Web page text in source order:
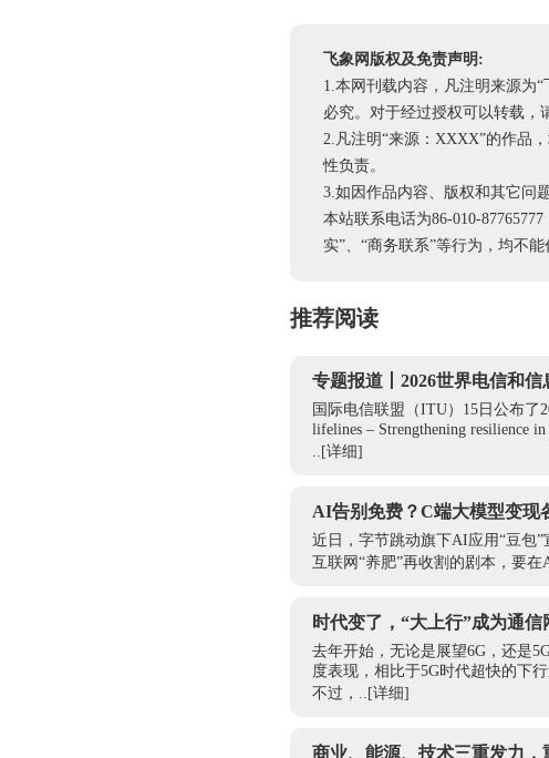
飞象网版权及免责声明:
1.本网刊载内容，凡注明来源为
必究。对于经过授权可以转载，
2.凡注明“来源：XXXX”的作品
性负责。
3.如因作品内容、版权和其它问
本站联系电话为86-010-
实”、“商务联系”等行为，均不
推荐阅读
专题报道丨2026世界电信和信
国际电信联盟（ITU）15日公布
lifelines – Strengthening resilience in
.. [详细]
AI告别免费？C端大模型变现
近日，字节跳动旗下AI应用“豆包
互联网“养肥”再收割的剧本，要在
时代变了，“大上行”成为通
去年开始，无论是展望6G，还是
度表现，相比于5G时代超快的下
不过，.. [详细]
商业、能源、技术三重发力